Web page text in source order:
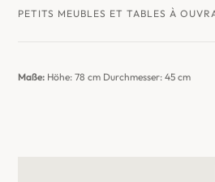
PETITS MEUBLES ET TABLES À
Maße: Höhe: 78 cm Durchmesser: 45 cm